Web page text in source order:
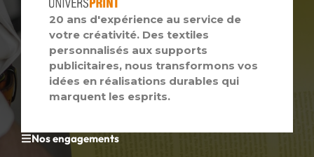
Nos engagements
20 ans d'expérience au service de
votre créativité. Des textiles
personnalisés aux supports
publicitaires, nous transformons vos
idées en réalisations durables qui
marquent les esprits.